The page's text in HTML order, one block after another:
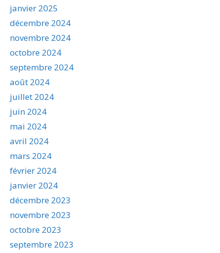
janvier 2025
décembre 2024
novembre 2024
octobre 2024
septembre 2024
août 2024
juillet 2024
juin 2024
mai 2024
avril 2024
mars 2024
février 2024
janvier 2024
décembre 2023
novembre 2023
octobre 2023
septembre 2023